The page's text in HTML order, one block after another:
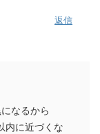
返信
なるから
内に近づくな